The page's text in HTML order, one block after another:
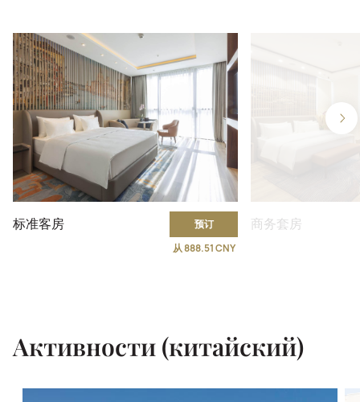
标准客房
预订
从 888.51 CNY
商务套房
Активности (китайский)